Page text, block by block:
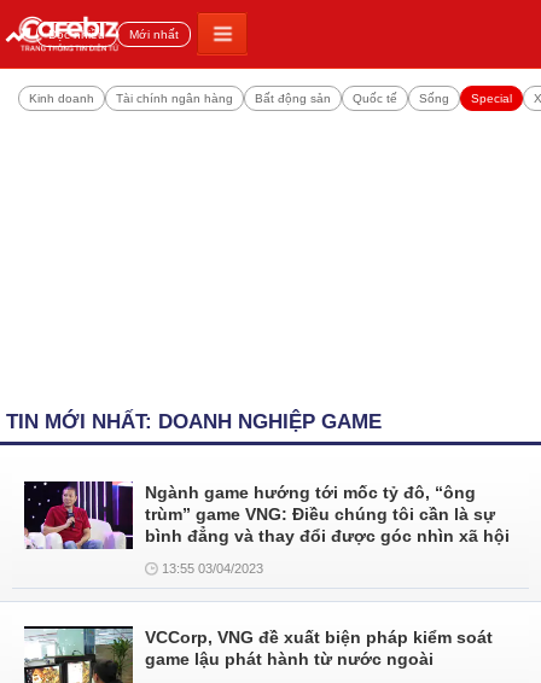
Đọc nhiều Mới nhất
Kinh doanh Tài chính ngân hàng Bất động sản Quốc tế Sống Special
TIN MỚI NHẤT: DOANH NGHIỆP GAME
Ngành game hướng tới mốc tỷ đô, “ông
trùm” game VNG: Điều chúng tôi cần là sự
bình đẳng và thay đổi được góc nhìn xã hội
13:55 03/04/2023
VCCorp, VNG đề xuất biện pháp kiểm soát
game lậu phát hành từ nước ngoài